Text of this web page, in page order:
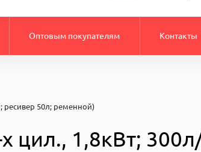
Оптовым покупателям Контакты
ресивер 50л; ременной)
цил., 1,8кВт;